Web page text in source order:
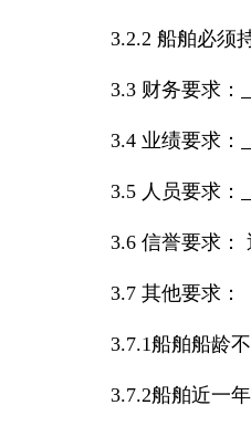
3.2.2 船舶必须
3.3 财务要求：
3.4 业绩要求：
3.5 人员要求：
3.6 信誉要求：
3.7 其他要求：
3.7.1船舶船龄
3.7.2船舶近一